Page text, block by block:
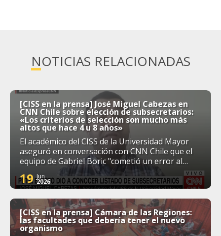
NOTICIAS RELACIONADAS
[CISS en la prensa] José Miguel Cabezas en
CNN Chile sobre elección de subsecretarios:
«Los criterios de selección son mucho más
altos que hace 4 u 8 años»
El académico del CISS de la Universidad Mayor
aseguró en conversación con CNN Chile que el
equipo de Gabriel Boric "cometió un error al
apresurarse tanto y poner fechas tentativas o
tan prontas para entregar las nóminas". En esa
línea, reconoció que "la ciudadanía demanda
mucho más de quienes van a ser sus
representantes".
19 Jun
2026
[CISS en la prensa] Cámara de las Regiones:
las facultades que debería tener el nuevo
organismo